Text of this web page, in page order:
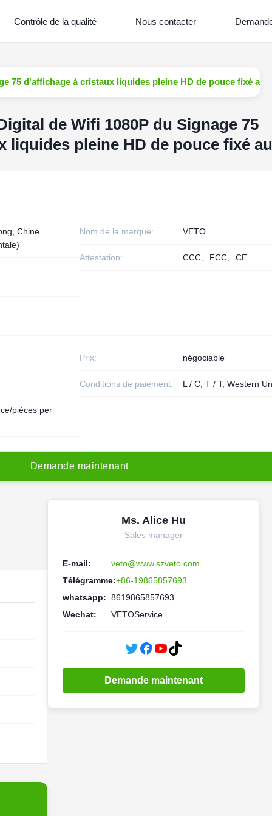
Contrôle de la qualité Nous contacter
75 d'affichage à cristaux liquides pleine HD de pouce fixé au
de Wifi 1080P du Signage 75
liquides pleine HD de pouce fixé
Chine
Nom de la marque: VETO
Attestation: CCC、FCC、CE
Prix: négociable
Conditions de paiement: L / C, T / T, Western
pièces per
Demande maintenant
Ms. Alice Hu
Sales manager
E-mail:
veto@www.szveto.com
Télégramme:+86-19865857693
whatsapp: 8619865857693
Wechat:
VETOService
Demande maintenant